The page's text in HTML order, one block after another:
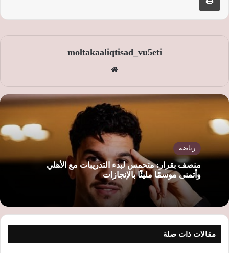
moltakaaliqtisad_vu5eti
الوي
ب
رياضة
منصف بقرار: متحمس لبدء التدريبات مع الأهلي
وأتمنى موسمًا مليئًا بالإنجازات
مقالات ذات صلة